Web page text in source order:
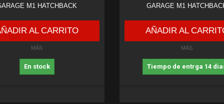
M1 HATCHBACK
AL CARRITO
MÁS
En stock
GARAGE M1
AÑADIR AL
MÁS
Tiempo de entrga 14